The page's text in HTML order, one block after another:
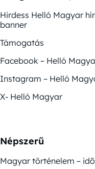
Hirdess Helló Magyar
banner
Támogatás
Facebook – Helló
Instagram – Helló
X- Helló Magyar
Népszerű
Magyar történelem –